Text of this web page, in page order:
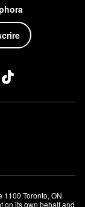
1100 Toronto, ON
on its own behalf and